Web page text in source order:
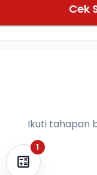
Cek
Ikuti tahapan
1